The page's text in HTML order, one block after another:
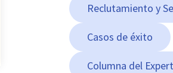
Reclutamiento y
Casos de éxito
Columna del